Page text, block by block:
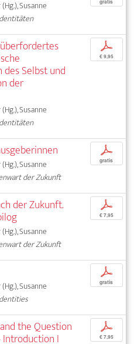
Susanne
gratis
Selbst und
der
Susanne
p
€ 9,95
Susanne
der Zukunft
p
gratis
der Zukunft.
Susanne
der Zukunft
p
€ 7,95
Susanne
p
gratis
the Question
I
p
€ 7,95